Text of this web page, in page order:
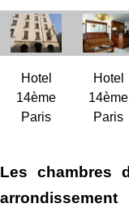
Hotel
14ème
Paris
Hotel
14ème
Paris
Les chambres
arrondissement